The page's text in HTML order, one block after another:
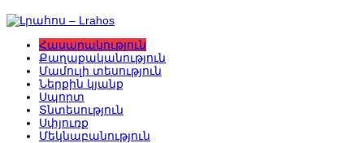
Հասարակություն
Քաղաքականություն
Մամուլի տեսություն
Ներքին կյանք
Սպորտ
Տնտեսություն
Սփյուռք
Մեկնաբանություն